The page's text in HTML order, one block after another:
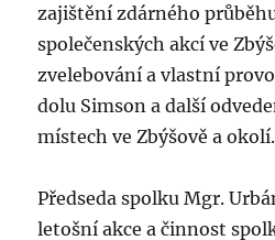
zajištění zdárného
společenských akcí ve
zvelebování a vlastní
dolu Simson a další
místech ve Zbýšově a okolí.
Předseda spolku Mgr.
letošní akce a činnost